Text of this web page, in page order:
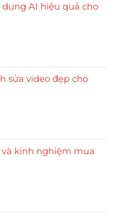
dụng AI hiệu quả cho
sửa video đẹp cho
và kinh nghiệm mua